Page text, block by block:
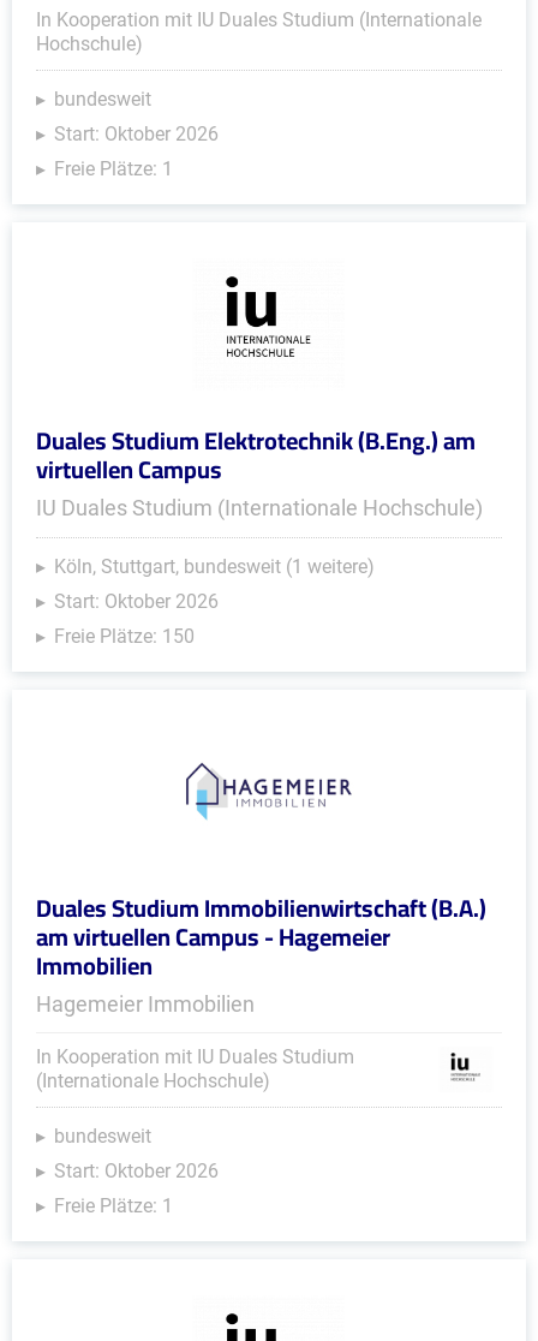
In Kooperation mit IU Duales Studium (Internationale
Hochschule)
bundesweit
Start: Oktober 2026
Freie Plätze: 1
Duales Studium Elektrotechnik (B.Eng.) am
virtuellen Campus
IU Duales Studium (Internationale Hochschule)
Köln, Stuttgart, bundesweit (1 weitere)
Start: Oktober 2026
Freie Plätze: 150
Duales Studium Immobilienwirtschaft (B.A.)
am virtuellen Campus - Hagemeier
Immobilien
Hagemeier Immobilien
In Kooperation mit IU Duales Studium
(Internationale Hochschule)
bundesweit
Start: Oktober 2026
Freie Plätze: 1